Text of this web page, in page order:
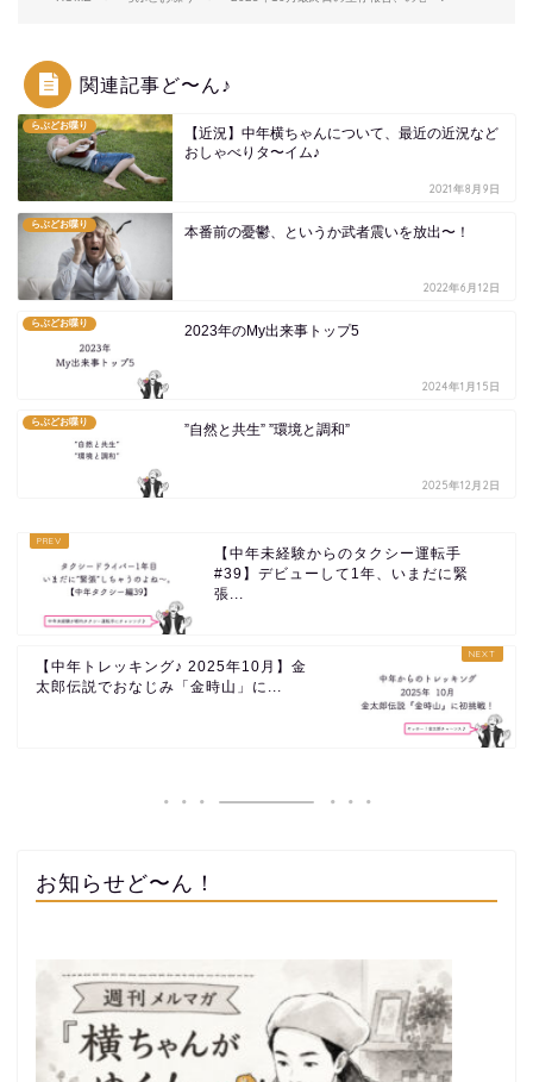
関連記事ど〜ん♪
らぶどお喋り
【近況】中年横ちゃんについて、最近の近況など
おしゃべりタ〜イム♪
2021年8月9日
らぶどお喋り 本番前の憂鬱、というか武者震いを放出〜！
2022年6月12日
らぶどお喋り 2023年のMy出来事トップ5
2024年1月15日
らぶどお喋り ”自然と共生” ”環境と調和”
2025年12月2日
【中年未経験からのタクシー運転手
#39】デビューして1年、いまだに緊
張...
【中年トレッキング♪ 2025年10月】金
太郎伝説でおなじみ「金時山」に...
お知らせど〜ん！